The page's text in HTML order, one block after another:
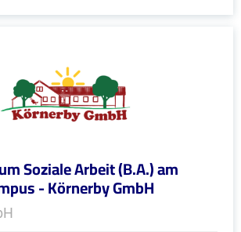
Soziale Arbeit (B.A.) am
- Körnerby GmbH